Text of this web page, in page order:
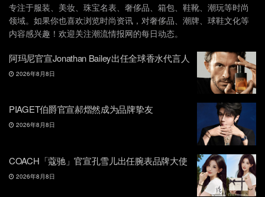
专注于服装、美妆、珠宝名表、奢侈品、箱包、鞋靴、潮玩等时尚
领域。如果你也喜欢浏览时尚资讯，对奢侈品、潮牌、球鞋文化等
内容感兴趣！欢迎关注潮流情报网的每日动态。
阿玛尼官宣Jonathan Bailey出任全球香水代言人
2026年8月8日
PIAGET伯爵官宣郝熠然成为品牌挚友
2026年8月8日
COACH「蔻驰」官宣孔雪儿出任腕表品牌大使
2026年8月8日